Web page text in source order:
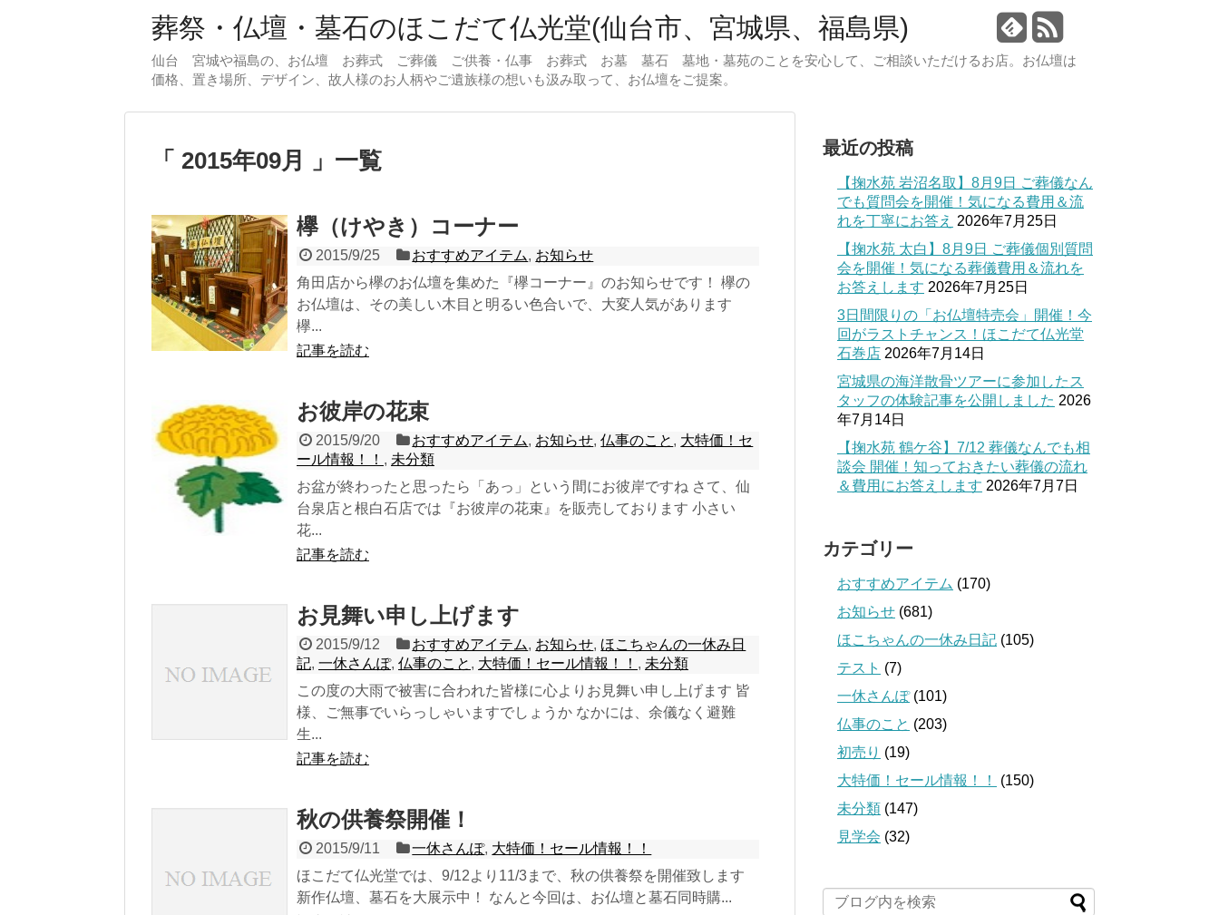
葬祭・仏壇・墓石のほこだて仏光堂(仙台市、宮城県、福島県)
仙台 宮城や福島の、お仏壇 お葬式 ご葬儀 ご供養・仏事 お葬式 お墓 墓石 墓地・墓苑のことを安心して、ご相談いただけるお店。お仏壇は
価格、置き場所、デザイン、故人様のお人柄やご遺族様の想いも汲み取って、お仏壇をご提案。
2015年09月 一覧
欅（けやき）コーナー
2015/9/25 おすすめアイテム, お知らせ
角田店から欅のお仏壇を集めた『欅コーナー』のお知らせです！ 欅の
お仏壇は、その美しい木目と明るい色合いで、大変人気があります
欅...
記事を読む
お彼岸の花束
2015/9/20 おすすめアイテム, お知らせ,仏事のこと , 大特価！セ
ール情報！！ , 未分類
お盆が終わったと思ったら「あっ」という間にお彼岸ですね さて、仙
台泉店と根白石店では『お彼岸の花束』を販売しております 小さい
花...
記事を読む
お見舞い申し上げます
2015/9/12 おすすめアイテム, お知らせ, ほこちゃんの一休み日
記, 一休さんぽ, 仏事のこと , 大特価！セール情報！！ , 未分類
この度の大雨で被害に合われた皆様に心よりお見舞い申し上げます 皆
様、ご無事でいらっしゃいますでしょうか なかには、余儀なく避難
生...
記事を読む
秋の供養祭開催！
2015/9/11 一休さんぽ, 大特価！セール情報！！
ほこだて仏光堂では、9/12より11/3まで、秋の供養祭を開催致します
新作仏壇、墓石を大展示中！ なんと今回は、お仏壇と墓石同時購...
最近の投稿
【掬水苑 岩沼名取】8月9日 ご葬儀なん
でも質問会を開催！気になる費用＆流
れを丁寧にお答え 2026年7月25日
【掬水苑 太白】8月9日 ご葬儀個別質問
会を開催！気になる葬儀費用＆流れを
お答えします 2026年7月25日
3日間限りの「お仏壇特売会」開催！今
回がラストチャンス！ほこだて仏光堂
石巻店 2026年7月14日
宮城県の海洋散骨ツアーに参加したス
タッフの体験記事を公開しました 2026
年7月14日
【掬水苑 鶴ケ谷】7/12 葬儀なんでも相
談会 開催！知っておきたい葬儀の流れ
＆費用にお答えします 2026年7月7日
カテゴリー
おすすめアイテム (170)
お知らせ (681)
ほこちゃんの一休み日記 (105)
テスト (7)
一休さんぽ(101)
仏事のこと (203)
初売り (19)
大特価！セール情報！！
(150)
未分類 (147)
見学会 (32)